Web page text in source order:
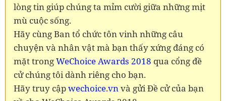
lòng tin giúp chúng ta mỉm cười giữa những mịt
mù cuộc sống.
Hãy cùng Ban tổ chức tôn vinh những câu
chuyện và nhân vật mà bạn thấy xứng đáng có
mặt trongWeChoice Awards 2018 qua cổng đề
cử chúng tôi dành riêng cho bạn.
Hãy truy cậpwechoice.vnvà gửi Đề cử của bạn